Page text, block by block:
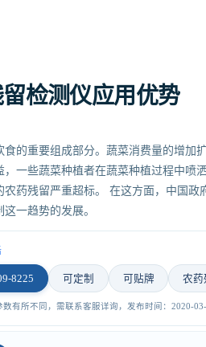
检测仪应用优势
食的重要组成部分。蔬菜消费量的增加
，一些蔬菜种植者在蔬菜种植过程中喷
农药残留严重超标。 在这方面，中国
一趋势的发展。
8225 可定制 可贴牌 农药
有所不同，需联系客服详询，发布时间：2020-